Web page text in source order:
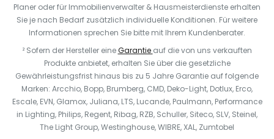
Planer oder für Immobilienverwalter & Hausmeisterdienste erhalten
Sie je nach Bedarf zusätzlich individuelle Konditionen. Für weitere
Informationen sprechen Sie bitte mit Ihrem Kundenberater.
² Sofern der Hersteller eineGarantie auf die von uns verkauften
Produkte anbietet, erhalten Sie über die gesetzliche
Gewährleistungsfrist hinaus bis zu 5 Jahre Garantie auf folgende
Marken: Arcchio, Bopp, Brumberg, CMD, Deko-Light, Dotlux, Erco,
Escale, EVN, Glamox, Juliana, LTS, Lucande, Paulmann, Performance
in Lighting, Philips, Regent, Ribag, RZB, Schuller, Siteco, SLV, Steinel,
The Light Group, Westinghouse, WIBRE, XAL, Zumtobel